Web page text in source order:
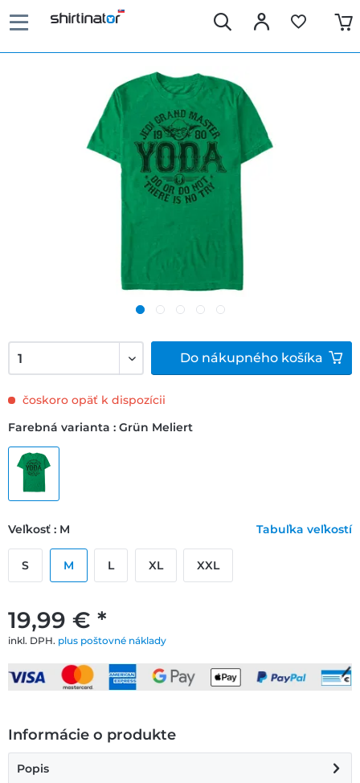
19,99 € *
inkl. DPH. plus poštovné náklady
čoskoro opäť k dispozícii
Farebná varianta : Grün Meliert
Veľkosť : M Tabuľka veľkostí
S M L XL XXL
Do nákupného košíka
Informácie o produkte
Popis